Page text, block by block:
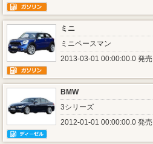
ミニ
ミニペースマン
2013-03-01 00:00:00.0 発売
BMW
3シリーズ
2012-01-01 00:00:00.0 発売